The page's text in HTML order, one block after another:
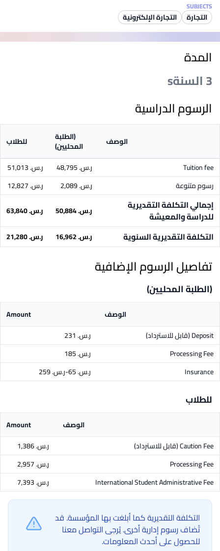
SUBJECTS
التجارة التجارة الإلكترونية
المدة
3 السنةs
الرسوم الدراسية
الوصف (الطلبة
المحليين) للطلاب
Tuition fee ر.س.‏ 48,795
ر.س.‏ 51,013
رسوم متنوعة
ر.س.‏ 2,089 ر.س.‏ 12,827
إجمالي التكلفة التقديرية
للدراسة والمعيشة
ر.س.‏ 50,884 ر.س.‏ 63,840
التكلفة التقديرية السنوية ر.س.‏ 16,962 ر.س.‏ 21,280
تفاصيل الرسوم الإضافية
(الطلبة المحليين)
الوصف
Amount
Deposit(قابل للاسترداد)
ر.س.‏ 231
Processing Fee
ر.س.‏ 185
Insurance
ر.س.‏ 65-ر.س.‏ 259
للطلاب
الوصف
Amount
Caution Fee(قابل للاسترداد)
ر.س.‏ 1,386
Processing Fee
ر.س.‏ 2,957
International Student Administrative Fee
ر.س.‏ 7,393
التكلفة التقديرية كما أبلغت بها المؤسسة. قد
تُضاف رسوم إدارية أخرى. يُرجى التواصل معنا
للحصول على أحدث المعلومات.